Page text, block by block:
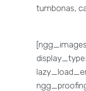
tumbonas,